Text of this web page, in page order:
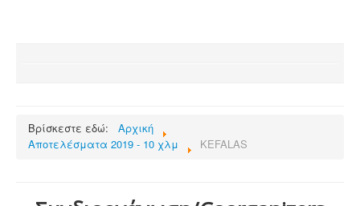
Βρίσκεστε εδώ:
Αρχική
Αποτελέσματα 2019 - 10 χλμ
KEFALAS